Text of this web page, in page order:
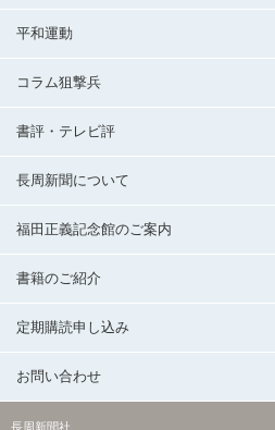
平和運動
コラム狙撃兵
書評・テレビ評
長周新聞について
福田正義記念館のご案内
書籍のご紹介
定期購読申し込み
お問い合わせ
長周新聞社